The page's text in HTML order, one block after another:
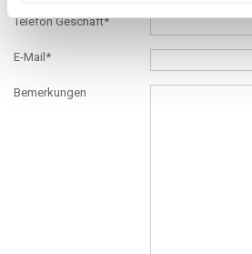
Telefon Geschäft*
E-Mail*
Bemerkungen